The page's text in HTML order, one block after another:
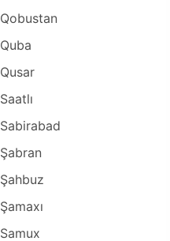
Qobustan
Quba
Qusar
Saatlı
Sabirabad
Şabran
Şahbuz
Şamaxı
Samux